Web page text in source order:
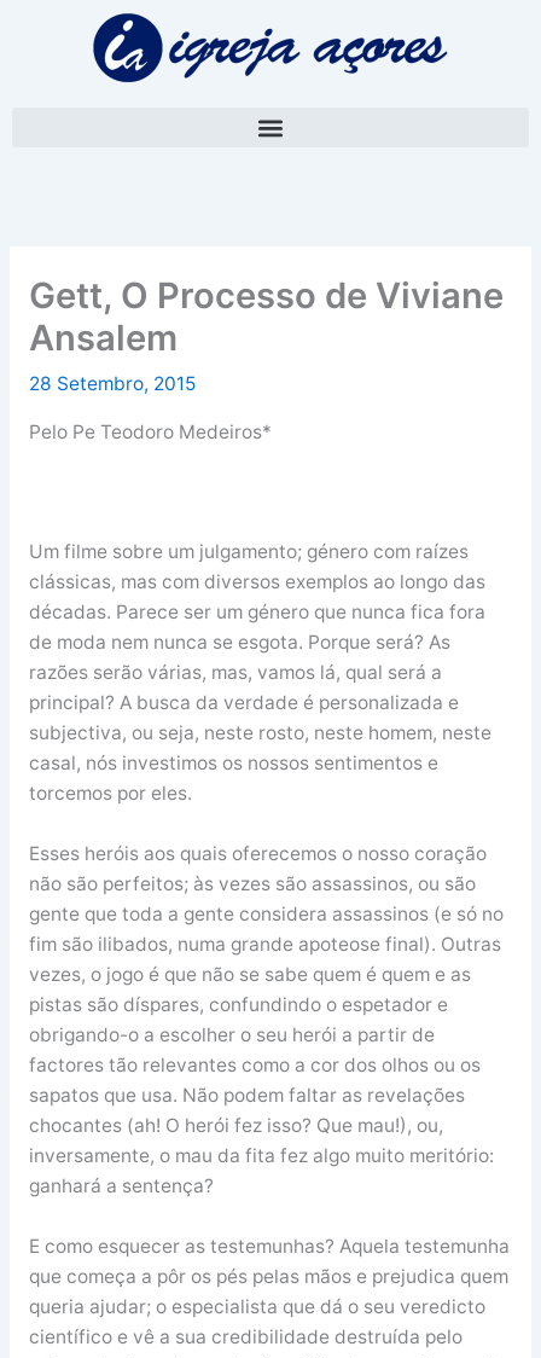
Gett, O Processo de Viviane
Ansalem
28 Setembro, 2015
Pelo Pe Teodoro Medeiros*
Um filme sobre um julgamento; género com raízes
clássicas, mas com diversos exemplos ao longo das
décadas. Parece ser um género que nunca fica fora
de moda nem nunca se esgota. Porque será? As
razões serão várias, mas, vamos lá, qual será a
principal? A busca da verdade é personalizada e
subjectiva, ou seja, neste rosto, neste homem, neste
casal, nós investimos os nossos sentimentos e
torcemos por eles.
Esses heróis aos quais oferecemos o nosso coração
não são perfeitos; às vezes são assassinos, ou são
gente que toda a gente considera assassinos (e só no
fim são ilibados, numa grande apoteose final). Outras
vezes, o jogo é que não se sabe quem é quem e as
pistas são díspares, confundindo o espetador e
obrigando-o a escolher o seu herói a partir de
factores tão relevantes como a cor dos olhos ou os
sapatos que usa. Não podem faltar as revelações
chocantes (ah! O herói fez isso? Que mau!), ou,
inversamente, o mau da fita fez algo muito meritório:
ganhará a sentença?
E como esquecer as testemunhas? Aquela testemunha
que começa a pôr os pés pelas mãos e prejudica quem
queria ajudar; o especialista que dá o seu veredicto
científico e vê a sua credibilidade destruída pelo